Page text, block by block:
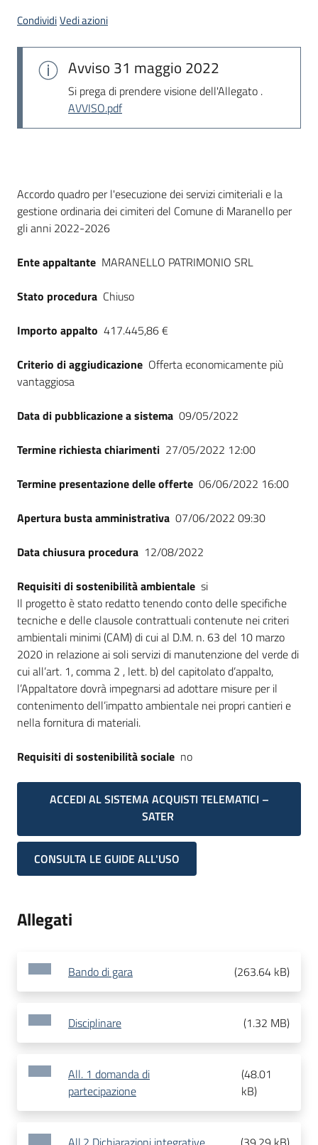
CondividiVedi azioni
Avviso 31 maggio 2022
Si prega di prendere visione dell'Allegato .
AVVISO.pdf
Dati del bando
Accordo quadro per l'esecuzione dei servizi cimiteriali e la
gestione ordinaria dei cimiteri del Comune di Maranello per
gli anni 2022-2026
Ente appaltante MARANELLO PATRIMONIO SRL
Stato procedura Chiuso
Importo appalto 417.445,86 €
Criterio di aggiudicazione Offerta economicamente più
vantaggiosa
Data di pubblicazione a sistema 09/05/2022
Termine richiesta chiarimenti 27/05/2022 12:00
Termine presentazione delle offerte 06/06/2022 16:00
Apertura busta amministrativa 07/06/2022 09:30
Data chiusura procedura 12/08/2022
Requisiti di sostenibilità ambientale si
Il progetto è stato redatto tenendo conto delle specifiche
tecniche e delle clausole contrattuali contenute nei criteri
ambientali minimi (CAM) di cui al D.M. n. 63 del 10 marzo
2020 in relazione ai soli servizi di manutenzione del verde di
cui all’art. 1, comma 2 , lett. b) del capitolato d’appalto,
l’Appaltatore dovrà impegnarsi ad adottare misure per il
contenimento dell’impatto ambientale nei propri cantieri e
nella fornitura di materiali.
Requisiti di sostenibilità sociale no
ACCEDI AL SISTEMA ACQUISTI TELEMATICI –
SATER
CONSULTA LE GUIDE ALL'USO
Allegati
Bando di gara (263.64 kB)
Disciplinare (1.32 MB)
All. 1 domanda di
partecipazione
(48.01
kB)